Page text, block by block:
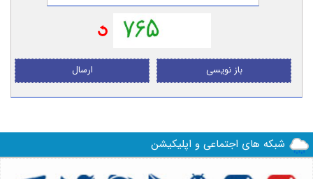
ارسال باز نویسی
شبکه های اجتماعی و اپلیکیشن